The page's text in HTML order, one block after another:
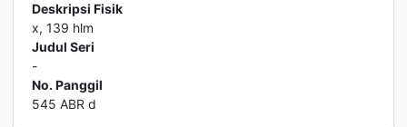
Deskripsi Fisik
x, 139 hlm
Judul Seri
-
No. Panggil
545 ABR d